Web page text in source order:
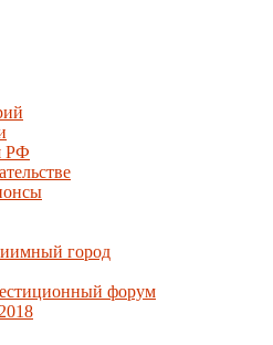
РФ
город
форум